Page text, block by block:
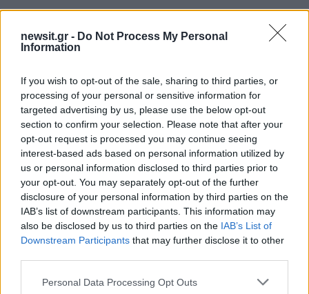
newsit.gr - Do Not Process My Personal
Information
If you wish to opt-out of the sale, sharing to third parties, or
processing of your personal or sensitive information for
targeted advertising by us, please use the below opt-out
section to confirm your selection. Please note that after your
opt-out request is processed you may continue seeing
interest-based ads based on personal information utilized by
us or personal information disclosed to third parties prior to
your opt-out. You may separately opt-out of the further
disclosure of your personal information by third parties on the
IAB’s list of downstream participants. This information may
also be disclosed by us to third parties on the IAB’s List of
Downstream Participants that may further disclose it to other
Please note that this website/app uses one or more Google
Personal Data Processing Opt Outs
ΔΙΑΦΗΜΙΣΗ